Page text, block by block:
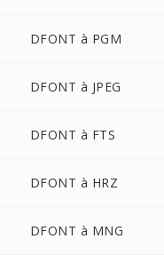
DFONT à PGM
DFONT à JPEG
DFONT à FTS
DFONT à HRZ
DFONT à MNG